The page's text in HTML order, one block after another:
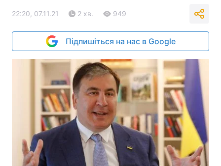
22:20, 07.11.21 2 хв. 949
Підпишіться на нас в Google